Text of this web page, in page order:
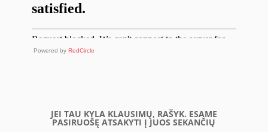
Powered by RedCircle
JEI TAU KYLA KLAUSIMŲ, RAŠYK. ESAME
PASIRUOŠĘ ATSAKYTI Į JUOS SEKANČIŲ